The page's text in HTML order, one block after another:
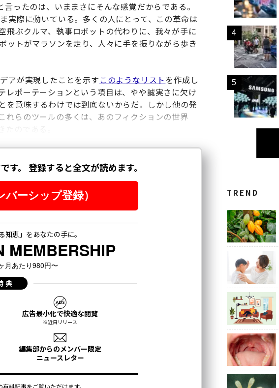
ったのは、いままさにそんな感覚だからである。
実際に動いている。多くの人にとって、この革命は
飛ぶクルマ、執事ロボットの代わりに、我々が手に
ットがマラソンを走り、人々に手を振りながら歩き
アが実現したことを示すこのようなリストを作成し
ポーテーションという項目は、やや誠実さに欠け
を意味するわけでは到底ないからだ。しかし他の発
れらのツールの多くは、あのフィクションの世界
TREND